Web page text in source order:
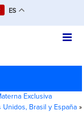
ES
Exclusiva
Unidos, Brasil y España»